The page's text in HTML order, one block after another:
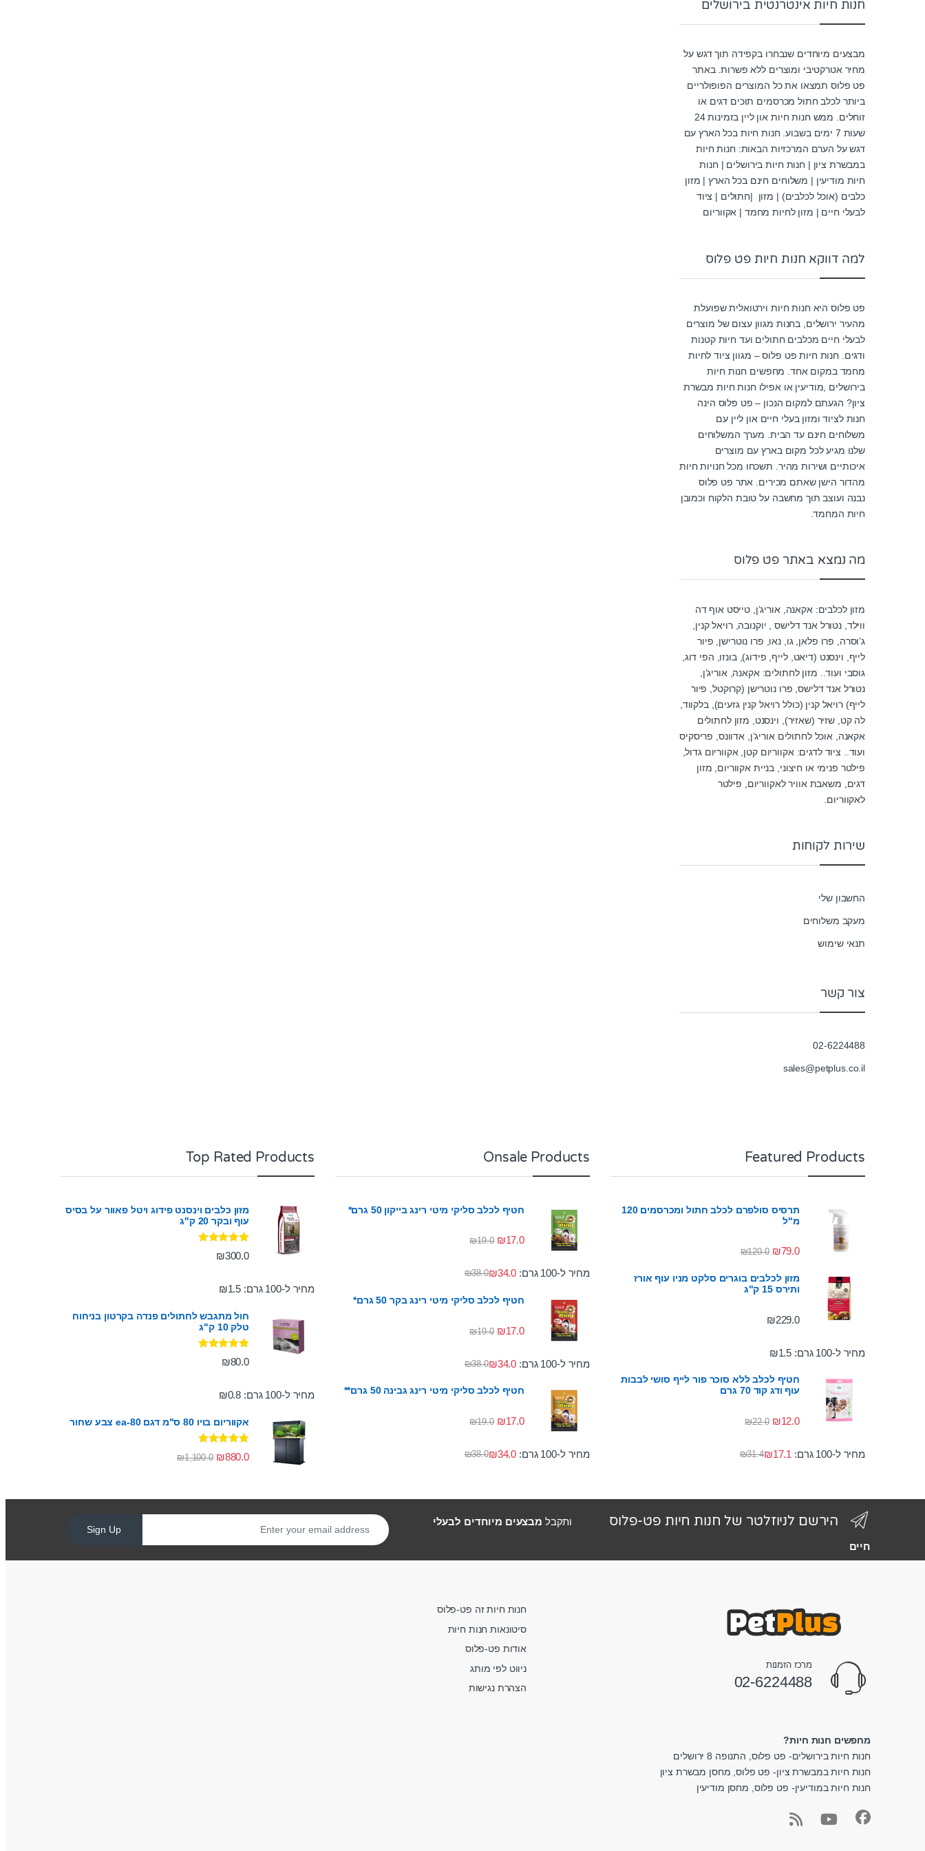
חנות חיות אינטרנטית בירושלים
מבצעים מיוחדים שנבחרו בקפידה תוך דגש על
מחיר אטרקטיבי ומוצרים ללא פשרות. באתר
פט פלוס תמצאו את כל המוצרים הפופולריים
ביותר לכלב חתול מכרסמים תוכים דגים או
זוחלים. ממש חנות חיות און ליין בזמינות 24
שעות 7 ימים בשבוע. חנות חיות בכל הארץ עם
דגש על הערם המרכזיות הבאות: חנות חיות
במבשרת ציון | חנות חיות בירושלים | חנות
חיות מודיעין | משלוחים חינם בכל הארץ | מזון
כלבים (אוכל לכלבים) | מזון |חתולים | ציוד
לבעלי חיים | מזון לחיות מחמד | אקווריום
למה דווקא חנות חיות פט פלוס
פט פלוס היא חנות חיות וירטואלית שפועלת
מהעיר ירושלים, בחנות מגוון עצום של מוצרים
לבעלי חיים מכלבים חתולים ועד חיות קטנות
ודגים. חנות חיות פט פלוס – מגוון ציוד לחיות
מחמד במקום אחד. מחפשים חנות חיות
בירושלים ,מודיעין או אפילו חנות חיות מבשרת
ציון? הגעתם למקום הנכון – פט פלוס הינה
חנות לציוד ומזון בעלי חיים און ליין עם
משלוחים חינם עד הבית. מערך המשלוחים
שלנו מגיע לכל מקום בארץ עם מוצרים
איכותיים ושירות מהיר. תשכחו מכל חנויות חיות
מהדור הישן שאתם מכירים. אתר פט פלוס
נבנה ועוצב תוך מחשבה על טובת הלקוח וכמובן
חיות המחמד.
מה נמצא באתר פט פלוס
מזון לכלבים: אקאנה, אוריג’ן, טייסט אוף דה
ווילד, נטורל אנד דלישס , יוקנובה, רויאל קנין,
ג’וסרה, פרו פלאן, גו, נאו, פרו נוטרישן, פיור
לייף, וינסנט (דיאט, לייף, פידוג), בונזו, הפי דוג,
גוסבי ועוד.. מזון לחתולים: אקאנה, אוריג’ן,
נטורל אנד דלישס, פרו נוטרישן (קרוקטל, פיור
לייף) רויאל קנין (כולל רויאל קנין גזעים), בלקווד,
לה קט, שזיר (שאזיר), וינסנט, מזון לחתולים
אקאנה, אוכל לחתולים אוריג’ן, אדוונס, פריסקיס
ועוד.. ציוד לדגים: אקווריום קטן, אקווריום גדול,
פילטר פנימי או חיצוני, בניית אקווריום, מזון
דגים, משאבת אוויר לאקווריום, פילטר
לאקווריום.
שירות לקוחות
החשבון שלי
מעקב משלוחים
תנאי שימוש
צור קשר
02-6224488
sales@petplus.co.il
Featured Products
תרסיס סולפרם לכלב חתול ומכרסמים 120
מ"ל
₪79.0
₪120.0
מזון לכלבים בוגרים סלקט מניו עוף אורז
ותירס 15 ק"ג
₪229.0
מחיר ל-100 גרם: ₪1.5
חטיף לכלב ללא סוכר פור לייף סושי לבבות
עוף ודג קוד 70 גרם
₪12.0
₪22.0
מחיר ל-100 גרם: ₪31.4₪17.1
Onsale Products
חטיף לכלב סליקי מיטי רינג בייקון 50 גרם*
₪17.0
₪19.0
מחיר ל-100 גרם: ₪38.0₪34.0
חטיף לכלב סליקי מיטי רינג בקר 50 גרם*
₪17.0
₪19.0
מחיר ל-100 גרם: ₪38.0₪34.0
חטיף לכלב סליקי מיטי רינג גבינה 50 גרם**
₪17.0
₪19.0
מחיר ל-100 גרם: ₪38.0₪34.0
Top Rated Products
מזון כלבים וינסנט פידוג ויטל פאוור על בסיס
עוף ובקר 20 ק"ג
דורג5.00
מתוך 5 ₪300.0
מחיר ל-100 גרם: ₪1.5
חול מתגבש לחתולים פנדה בקרטון בניחוח
טלק 10 ק"ג
דורג5.00
מתוך 5₪80.0
מחיר ל-100 גרם: ₪0.8
אקווריום בויו 80 ס"מ דגם ea-80 צבע שחור
דורג5.00
מתוך 5 ₪880.0
₪1,100.0
הירשם לניוזלטר של חנות חיות פט-פלוס ותקבל מבצעים מיוחדים לבעלי
חיים
Sign Up
מרכז הזמנות
02-6224488
מחפשים חנות חיות?
חנות חיות בירושלים- פט פלוס, התנופה 8 ירושלים
חנות חיות במבשרת ציון- פט פלוס, מחסן מבשרת ציון
חנות חיות במודיעין- פט פלוס, מחסן מודיעין
חנות חיות זה פט-פלוס
סיטונאות חנות חיות
אודות פט-פלוס
ניווט לפי מותג
הצהרת נגישות